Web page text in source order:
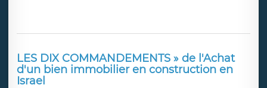
LES DIX COMMANDEMENTS » de l'Achat
d'un bien immobilier en construction en
Israel